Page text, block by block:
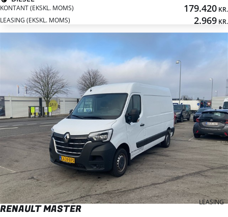
KONTANT (EKSKL. MOMS) 179.420 KR.
LEASING (EKSKL. MOMS)
2.969 KR.
LEASING
RENAULT MASTER